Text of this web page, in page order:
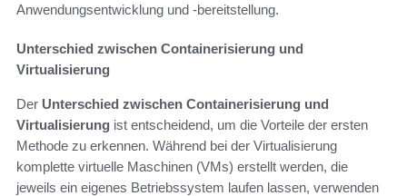
Anwendungsentwicklung und -bereitstellung.
Unterschied zwischen Containerisierung und
Virtualisierung
Der Unterschied zwischen Containerisierung und
Virtualisierung ist entscheidend, um die Vorteile der ersten
Methode zu erkennen. Während bei der Virtualisierung
komplette virtuelle Maschinen (VMs) erstellt werden, die
jeweils ein eigenes Betriebssystem laufen lassen, verwenden